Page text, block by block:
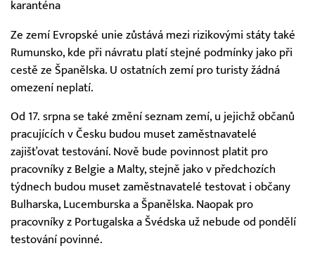
karanténa
Ze zemí Evropské unie zůstává mezi rizikovými státy také
Rumunsko, kde při návratu platí stejné podmínky jako při
cestě ze Španělska. U ostatních zemí pro turisty žádná
omezení neplatí.
Od 17. srpna se také změní seznam zemí, u jejichž občanů
pracujících v Česku budou muset zaměstnavatelé
zajišťovat testování. Nově bude povinnost platit pro
pracovníky z Belgie a Malty, stejně jako v předchozích
týdnech budou muset zaměstnavatelé testovat i občany
Bulharska, Lucemburska a Španělska. Naopak pro
pracovníky z Portugalska a Švédska už nebude od pondělí
testování povinné.